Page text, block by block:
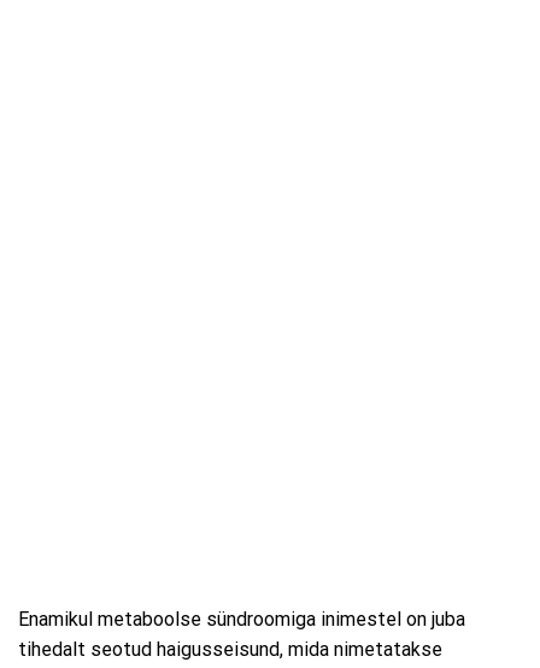
Enamikul metaboolse sündroomiga inimestel on juba
tihedalt seotud haigusseisund, mida nimetatakse